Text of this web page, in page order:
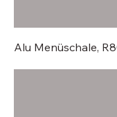
Alu Menüschale,